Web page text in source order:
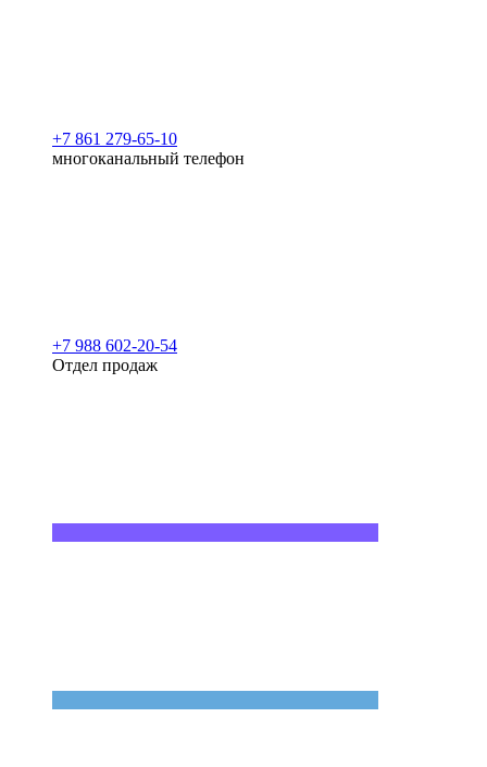
+7 861 279-65-10
многоканальный телефон
+7 988 602-20-54
Отдел продаж